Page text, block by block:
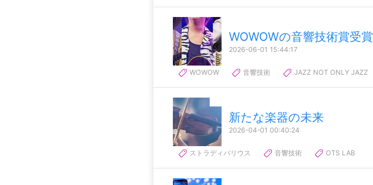
WOWOWの音響技術賞受賞
2026-06-01 15:44:17
WOWOW 音響技術 JAZZ NOT ONLY JAZZ
新たな楽器の未来
2026-04-01 00:40:24
ストラディバリウス 音響技術 OTS LAB